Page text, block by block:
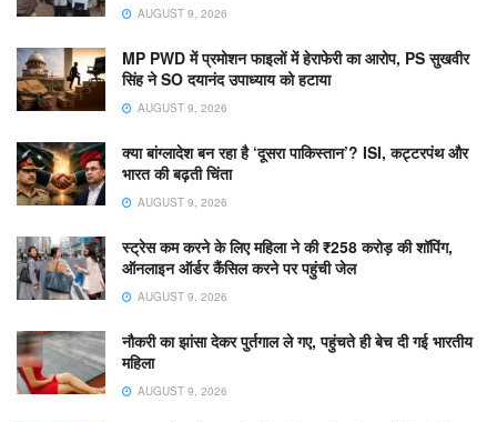
AUGUST 9, 2026
MP PWD में प्रमोशन फाइलों में हेराफेरी का आरोप, PS सुखवीर
सिंह ने SO दयानंद उपाध्याय को हटाया
AUGUST 9, 2026
क्या बांग्लादेश बन रहा है ‘दूसरा पाकिस्तान’? ISI, कट्टरपंथ और
भारत की बढ़ती चिंता
AUGUST 9, 2026
स्ट्रेस कम करने के लिए महिला ने की ₹258 करोड़ की शॉपिंग,
ऑनलाइन ऑर्डर कैंसिल करने पर पहुंची जेल
AUGUST 9, 2026
नौकरी का झांसा देकर पुर्तगाल ले गए, पहुंचते ही बेच दी गई भारतीय
महिला
AUGUST 9, 2026